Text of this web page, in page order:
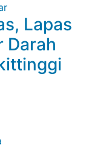
Lapas
Darah